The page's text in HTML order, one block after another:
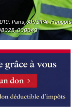
Paris, AP/SIPA. François